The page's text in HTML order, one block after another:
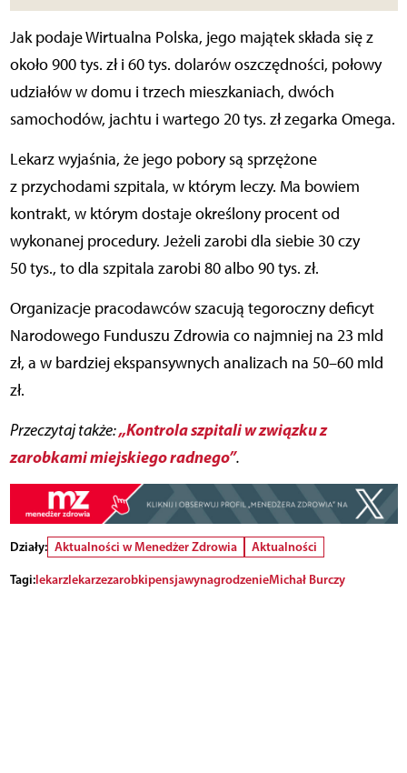
Jak podaje Wirtualna Polska, jego majątek składa się z
około 900 tys. zł i 60 tys. dolarów oszczędności, połowy
udziałów w domu i trzech mieszkaniach, dwóch
samochodów, jachtu i wartego 20 tys. zł zegarka Omega.
Lekarz wyjaśnia, że jego pobory są sprzężone
z przychodami szpitala, w którym leczy. Ma bowiem
kontrakt, w którym dostaje określony procent od
wykonanej procedury. Jeżeli zarobi dla siebie 30 czy
50 tys., to dla szpitala zarobi 80 albo 90 tys. zł.
Organizacje pracodawców szacują tegoroczny deficyt
Narodowego Funduszu Zdrowia co najmniej na 23 mld
zł, a w bardziej ekspansywnych analizach na 50–60 mld
zł.
Przeczytaj także:„Kontrola szpitali w związku z
zarobkami miejskiego radnego”.
Działy: Aktualności w Menedżer Zdrowia
Aktualności
Tagi:lekarzlekarzezarobkipensjawynagrodzenieMichał Burczy